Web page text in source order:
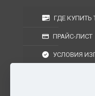
ГДЕ КУПИТЬ
ПРАЙС-ЛИСТ
УСЛОВИЯ
УСЛОВИЯ